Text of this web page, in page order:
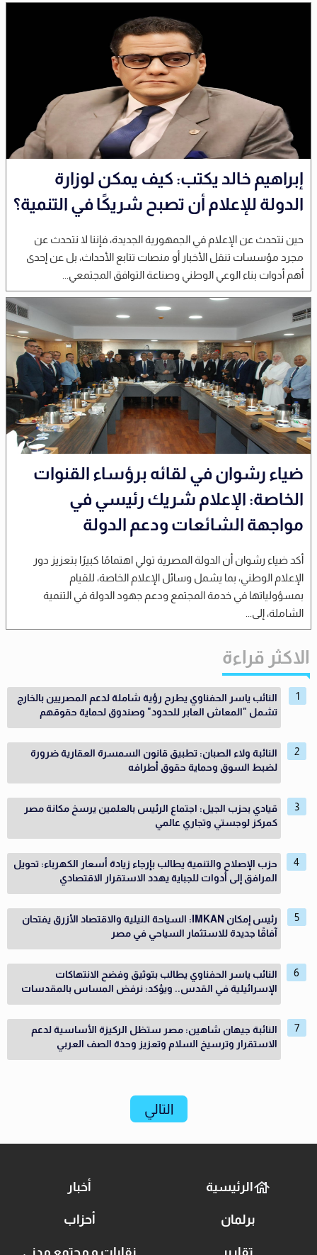
إبراهيم خالد يكتب: كيف يمكن لوزارة
الدولة للإعلام أن تصبح شريكًا في التنمية؟
حين نتحدث عن الإعلام في الجمهورية الجديدة، فإننا لا نتحدث عن
مجرد مؤسسات تنقل الأخبار أو منصات تتابع الأحداث، بل عن إحدى
أهم أدوات بناء الوعي الوطني وصناعة التوافق المجتمعي...
ضياء رشوان في لقائه برؤساء القنوات
الخاصة: الإعلام شريك رئيسي في
مواجهة الشائعات ودعم الدولة
أكد ضياء رشوان أن الدولة المصرية تولي اهتمامًا كبيرًا بتعزيز دور
الإعلام الوطني، بما يشمل وسائل الإعلام الخاصة، للقيام
بمسؤولياتها في خدمة المجتمع ودعم جهود الدولة في التنمية
الشاملة، إلى...
الاكثر قراءة
النائب ياسر الحفناوي يطرح رؤية شاملة لدعم المصريين بالخارج
تشمل "المعاش العابر للحدود" وصندوق لحماية حقوقهم
النائبة ولاء الصبان: تطبيق قانون السمسرة العقارية ضرورة
لضبط السوق وحماية حقوق أطرافه
قيادي بحزب الجيل: اجتماع الرئيس بالعلمين يرسخ مكانة مصر
كمركز لوجستي وتجاري عالمي
حزب الإصلاح والتنمية يطالب بإرجاء زيادة أسعار الكهرباء: تحويل
المرافق إلى أدوات للجباية يهدد الاستقرار الاقتصادي
رئيس إمكان IMKAN: السياحة النيلية والاقتصاد الأزرق يفتحان
آفاقًا جديدة للاستثمار السياحي في مصر
النائب ياسر الحفناوي يطالب بتوثيق وفضح الانتهاكات
الإسرائيلية في القدس.. ويؤكد: نرفض المساس بالمقدسات
النائبة جيهان شاهين: مصر ستظل الركيزة الأساسية لدعم
الاستقرار وترسيخ السلام وتعزيز وحدة الصف العربي
التالي
الرئيسية أخبار
برلمان أحزاب
تقارير نقابات و مجتمع مدني